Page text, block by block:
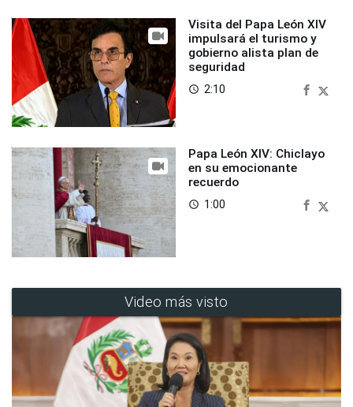
Visita del Papa León XIV
impulsará el turismo y
gobierno alista plan de
seguridad
access_time 2:10
Papa León XIV: Chiclayo
en su emocionante
recuerdo
access_time 1:00
Video más visto